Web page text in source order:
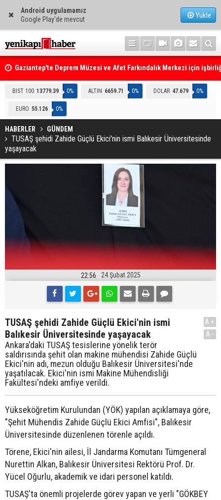
Android uygulamamız
Google Play'de mevcut
Yükle
Gaziantep'te Deprem Müzesi ve Afet Farkındalık Merkezi için
protokolü imzalandı
Resmi Gazete'de Bugün
BIST 100 13779.39 0% ALTIN 6659.71 0% DOLAR 47.679 0%
EURO 55.126 0%
HABERLER GÜNDEM
TUSAŞ şehidi Zahide Güçlü Ekici'nin ismi Balıkesir Üniversitesinde
yaşayacak
22:56 24 Şubat 2025
TUSAŞ şehidi Zahide Güçlü Ekici'nin ismi
Balıkesir Üniversitesinde yaşayacak
Ankara'daki TUSAŞ tesislerine yönelik terör
saldırısında şehit olan makine mühendisi Zahide Güçlü
Ekici'nin adı, mezun olduğu Balıkesir Üniversitesi'nde
yaşatılacak. Ekici'nin ismi Makine Mühendisliği
Fakültesi'ndeki amfiye verildi.
A+
A-
Yükseköğretim Kurulundan (YÖK) yapılan açıklamaya göre,
"Şehit Mühendis Zahide Güçlü Ekici Amfisi", Balıkesir
Üniversitesinde düzenlenen törenle açıldı.
Törene, Ekici'nin ailesi, İl Jandarma Komutanı Tümgeneral
Nurettin Alkan, Balıkesir Üniversitesi Rektörü Prof. Dr.
Yücel Oğurlu, akademik ve idari personel katıldı.
TUSAŞ'ta önemli projelerde görev yapan ve yerli "GÖKBEY